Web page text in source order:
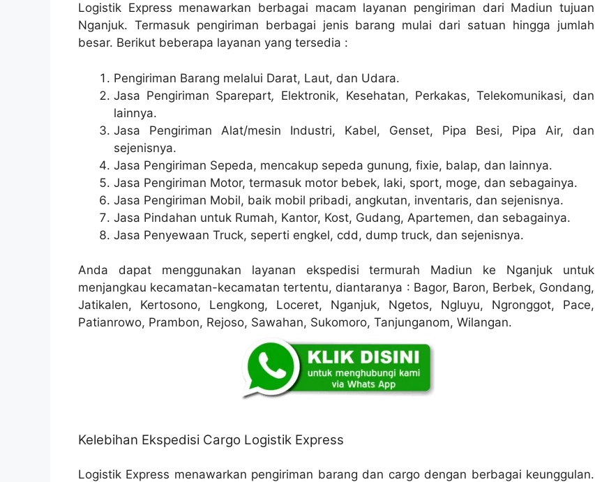
Logistik Express menawarkan berbagai macam layanan pengiriman dari Madiun tujuan
Nganjuk. Termasuk pengiriman berbagai jenis barang mulai dari satuan hingga jumlah
besar. Berikut beberapa layanan yang tersedia :
Pengiriman Barang melalui Darat, Laut, dan Udara.
Jasa Pengiriman Sparepart, Elektronik, Kesehatan, Perkakas, Telekomunikasi, dan
lainnya.
Jasa Pengiriman Alat/mesin Industri, Kabel, Genset, Pipa Besi, Pipa Air, dan
sejenisnya.
Jasa Pengiriman Sepeda, mencakup sepeda gunung, fixie, balap, dan lainnya.
Jasa Pengiriman Motor, termasuk motor bebek, laki, sport, moge, dan sebagainya.
Jasa Pengiriman Mobil, baik mobil pribadi, angkutan, inventaris, dan sejenisnya.
Jasa Pindahan untuk Rumah, Kantor, Kost, Gudang, Apartemen, dan sebagainya.
Jasa Penyewaan Truck, seperti engkel, cdd, dump truck, dan sejenisnya.
Anda dapat menggunakan layanan ekspedisi termurah Madiun ke Nganjuk untuk
menjangkau kecamatan-kecamatan tertentu, diantaranya : Bagor, Baron, Berbek, Gondang,
Jatikalen, Kertosono, Lengkong, Loceret, Nganjuk, Ngetos, Ngluyu, Ngronggot, Pace,
Patianrowo, Prambon, Rejoso, Sawahan, Sukomoro, Tanjunganom, Wilangan.
Kelebihan Ekspedisi Cargo Logistik Express
Logistik Express menawarkan pengiriman barang dan cargo dengan berbagai keunggulan.